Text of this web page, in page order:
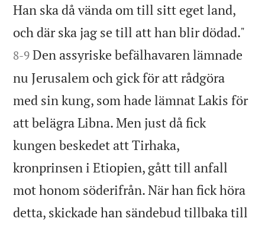
Han ska då vända om till sitt eget land,
och där ska jag se till att han blir dödad."
8-9 Den assyriske befälhavaren lämnade
nu Jerusalem och gick för att rådgöra
med sin kung, som hade lämnat Lakis för
att belägra Libna. Men just då fick
kungen beskedet att Tirhaka,
kronprinsen i Etiopien, gått till anfall
mot honom söderifrån. När han fick höra
detta, skickade han sändebud tillbaka till